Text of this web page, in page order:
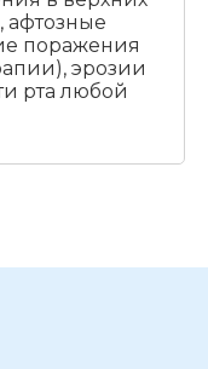
афтозные
поражения
эрозии
рта любой